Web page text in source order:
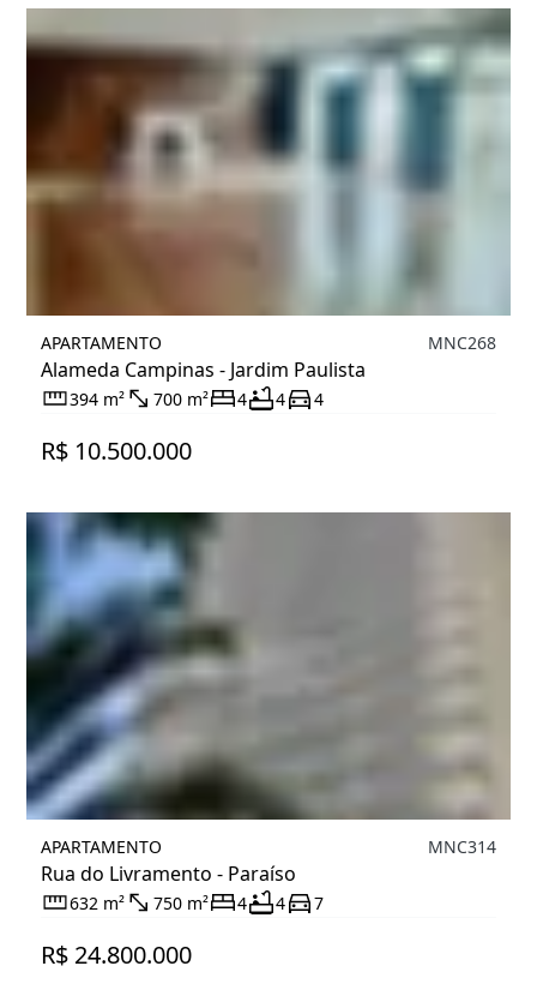
APARTAMENTO
Alameda Campinas - Jardim Paulista
MNC268
394 m² 700 m² 4 4 4
R$ 10.500.000
APARTAMENTO
Rua do Livramento - Paraíso
MNC314
632 m² 750 m² 4 4 7
R$ 24.800.000